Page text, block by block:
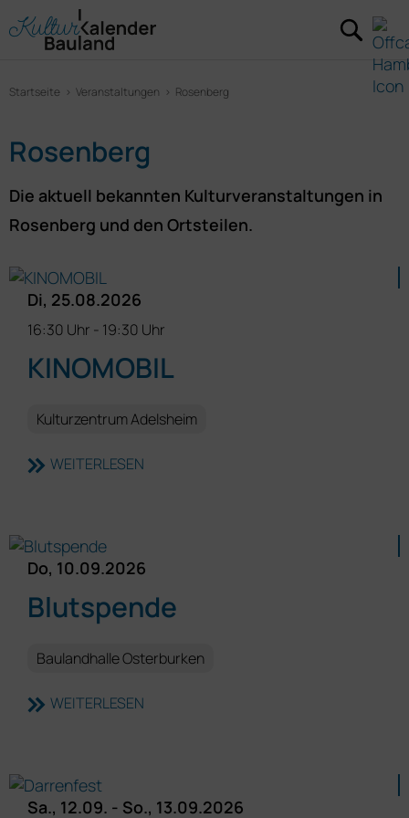
Startseite Veranstaltungen Rosenberg
Rosenberg
Die aktuell bekannten Kulturveranstaltungen in
Rosenberg und den Ortsteilen.
Di, 25.08.2026
16:30 Uhr - 19:30 Uhr
KINOMOBIL
Kulturzentrum Adelsheim
WEITERLESEN
Do, 10.09.2026
Blutspende
Baulandhalle Osterburken
WEITERLESEN
Sa., 12.09. - So., 13.09.2026